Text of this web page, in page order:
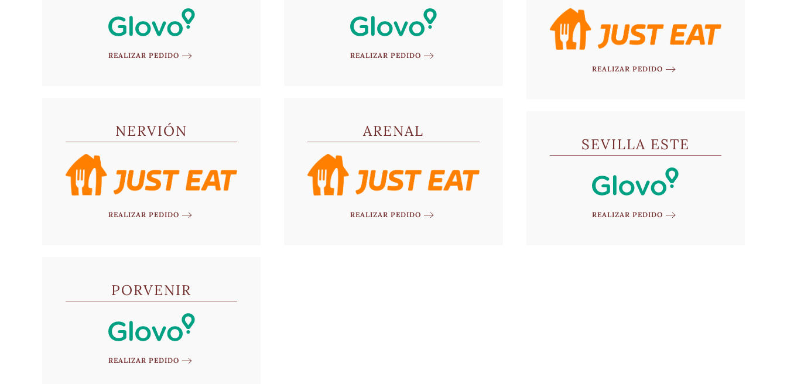
REALIZAR PEDIDO
NERVIÓN
REALIZAR PEDIDO
PORVENIR
REALIZAR PEDIDO
REALIZAR PEDIDO
ARENAL
REALIZAR PEDIDO
REALIZAR PEDIDO
SEVILLA ESTE
REALIZAR PEDIDO